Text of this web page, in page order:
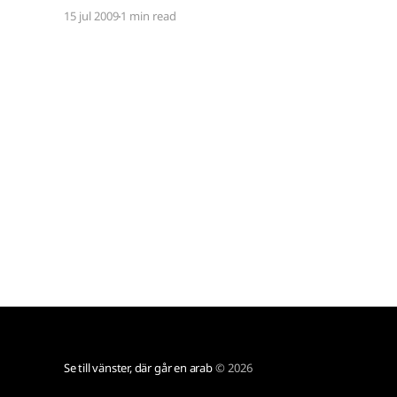
annat än ett smutskastningstrick
15 jul 20091 min read
Se till vänster, där går en arab© 2026